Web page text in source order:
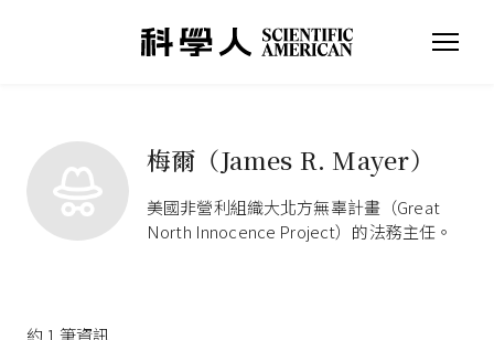
梅爾（James R. Mayer）
美國非營利組織大北方無辜計畫（Great
North Innocence Project）的法務主任。
約 1 筆資訊